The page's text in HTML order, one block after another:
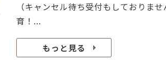
（キャンセル待ち受付もしておりま
育！...
もっと見る